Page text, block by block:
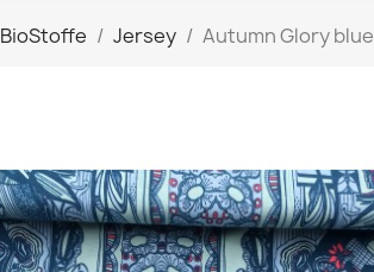
BioStoffe Jersey Autumn Glory blue